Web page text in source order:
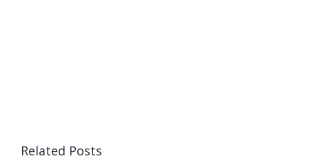
Related Posts